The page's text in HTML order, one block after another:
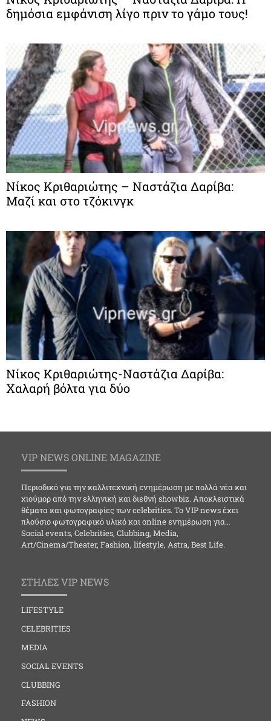
δημόσια εμφάνιση λίγο πριν το γάμο τους!
Νίκος Κριθαριώτης – Ναστάζια Δαρίβα:
Μαζί και στο τζόκινγκ
Νίκος Κριθαριώτης-Ναστάζια Δαρίβα:
Xαλαρή βόλτα για δύο
VIP NEWS ONLINE MAGAZINE
Περιοδικό για την καλλιτεχνική ενημέρωση με πολλά νέα και
χιούμορ από την ελληνική και διεθνή showbiz. Αποκλειστικά
θέματα και φωτογραφίες των celebrities. Το VIP news έχει
πλούσιο φωτογραφικό υλικό και online ενημέρωση για…
Social events, Celebrities, Clubbing, Media,
Art/Cinema/Theater, Fashion, lifestyle, Astra, Best Life.
ΣΤΗΛΕΣ VIP NEWS
LIFESTYLE
CELEBRITIES
MEDIA
SOCIAL EVENTS
CLUBBING
FASHION